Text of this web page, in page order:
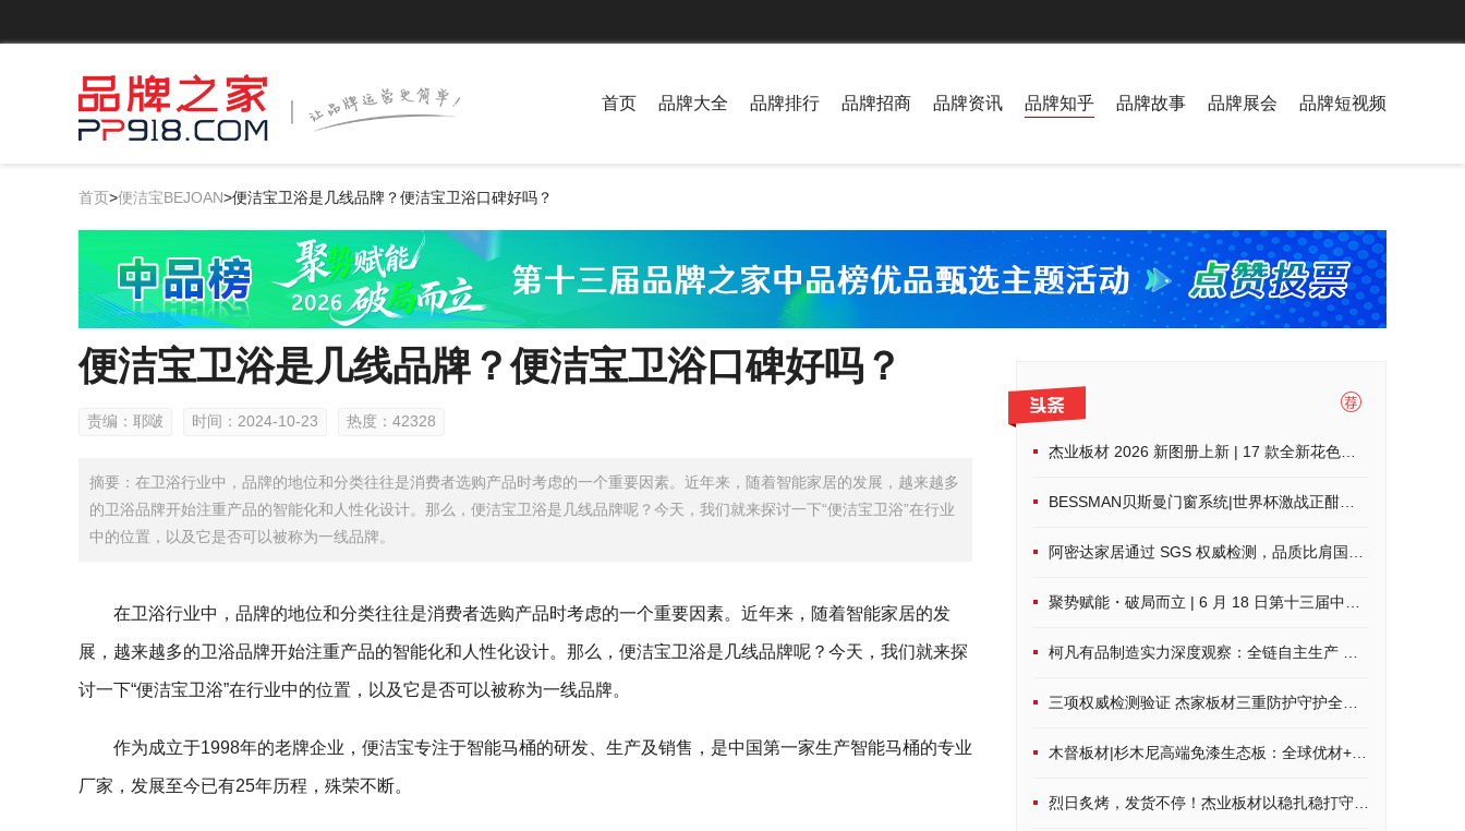
首页 品牌大全 品牌排行 品牌招商 品牌资讯 品牌知乎 品牌故事 品牌展会 品牌短视频
首页>便洁宝BEJOAN>便洁宝卫浴是几线品牌​​？便洁宝卫浴口碑好吗？
便洁宝卫浴是几线品牌​​？便洁宝卫浴口碑好吗？
责编：耶啵 时间：2024-10-23 热度：42328
摘要：在卫浴行业中，品牌的地位和分类往往是消费者选购产品时考虑的一个重要因素。近年来，随着智能家居的发展，越来越多
的卫浴品牌开始注重产品的智能化和人性化设计。那么，便洁宝卫浴是几线品牌呢？今天，我们就来探讨一下“便洁宝卫浴”在行业
中的位置，以及它是否可以被称为一线品牌。
在卫浴行业中，品牌的地位和分类往往是消费者选购产品时考虑的一个重要因素。近年来，随着智能家居的发
展，越来越多的卫浴品牌开始注重产品的智能化和人性化设计。那么，便洁宝卫浴是几线品牌呢？今天，我们就来探
讨一下“便洁宝卫浴”在行业中的位置，以及它是否可以被称为一线品牌。
作为成立于1998年的老牌企业，便洁宝专注于智能马桶的研发、生产及销售，是中国第一家生产智能马桶的专业
厂家，发展至今已有25年历程，殊荣不断。
杰业板材 2026 新图册上新 | 17 款全新花色，解锁家装高阶美学
BESSMAN贝斯曼门窗系统|世界杯激战正酣，硬核配置打造沉浸式观赛空间
阿密达家居通过 SGS 权威检测，品质比肩国际标准
聚势赋能・破局而立 | 6 月 18 日第十三届中品榜荣耀启幕，共鉴家居建材行业品牌力量
柯凡有品制造实力深度观察：全链自主生产 筑牢一体化发展根基
三项权威检测验证 杰家板材三重防护守护全周期居家健康
木督板材|杉木尼高端免漆生态板：全球优材+环保科技，定制品质家居
烈日炙烤，发货不停！杰业板材以稳扎稳打守护品质承诺